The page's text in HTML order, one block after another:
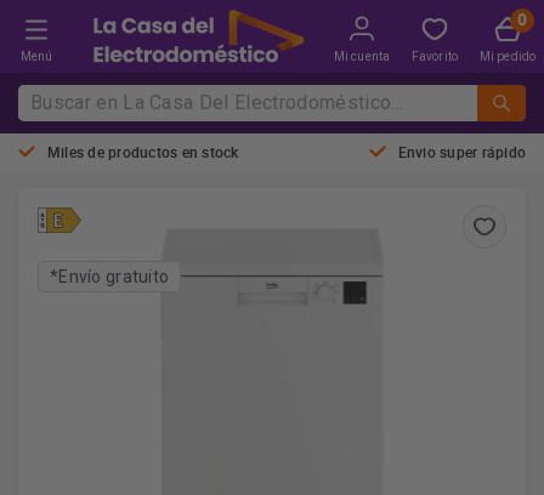
Menú Mi cuenta Favorito Mi pedido
Miles de productos en stock Envio super rápido
*Envío gratuito